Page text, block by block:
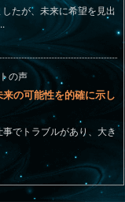
たが、未来に希望を見出
の声
来の可能性を的確に示し
でトラブルがあり、大き